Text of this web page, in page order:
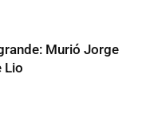
Murió Jorge
Lio